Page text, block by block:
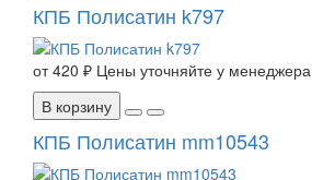
КПБ Полисатин k797
от 420 ₽ Цены уточняйте у менеджера
В корзину
КПБ Полисатин mm10543